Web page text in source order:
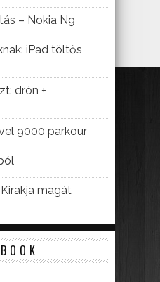
– Nokia N9
iPad töltős
drón +
9000 parkour
magát